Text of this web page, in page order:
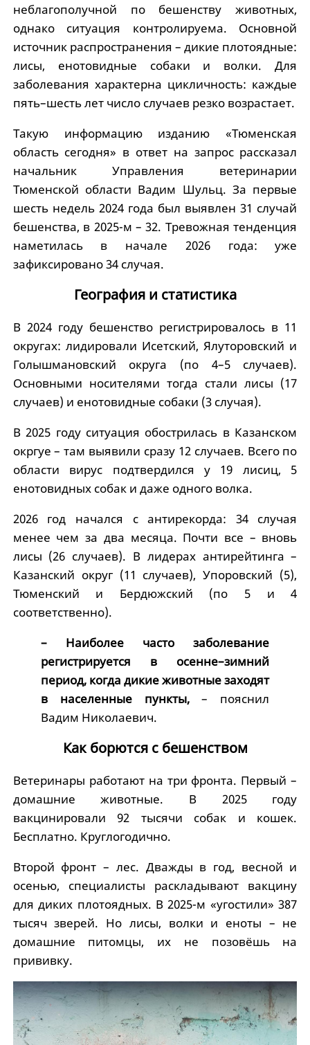
неблагополучной по бешенству животных,
однако ситуация контролируема. Основной
источник распространения – дикие плотоядные:
лисы, енотовидные собаки и волки. Для
заболевания характерна цикличность: каждые
пять–шесть лет число случаев резко возрастает.
Такую информацию изданию «Тюменская
область сегодня» в ответ на запрос рассказал
начальник Управления ветеринарии
Тюменской области Вадим Шульц. За первые
шесть недель 2024 года был выявлен 31 случай
бешенства, в 2025-м – 32. Тревожная тенденция
наметилась в начале 2026 года: уже
зафиксировано 34 случая.
География и статистика
В 2024 году бешенство регистрировалось в 11
округах: лидировали Исетский, Ялуторовский и
Голышмановский округа (по 4–5 случаев).
Основными носителями тогда стали лисы (17
случаев) и енотовидные собаки (3 случая).
В 2025 году ситуация обострилась в Казанском
окргуе – там выявили сразу 12 случаев. Всего по
области вирус подтвердился у 19 лисиц, 5
енотовидных собак и даже одного волка.
2026 год начался с антирекорда: 34 случая
менее чем за два месяца. Почти все – вновь
лисы (26 случаев). В лидерах антирейтинга –
Казанский округ (11 случаев), Упоровский (5),
Тюменский и Бердюжский (по 5 и 4
соответственно).
– Наиболее часто заболевание
регистрируется в осенне–зимний
период, когда дикие животные заходят
в населенные пункты,– пояснил
Вадим Николаевич.
Как борются с бешенством
Ветеринары работают на три фронта. Первый –
домашние животные. В 2025 году
вакцинировали 92 тысячи собак и кошек.
Бесплатно. Круглогодично.
Второй фронт – лес. Дважды в год, весной и
осенью, специалисты раскладывают вакцину
для диких плотоядных. В 2025-м «угостили» 387
тысяч зверей. Но лисы, волки и еноты – не
домашние питомцы, их не позовёшь на
прививку.